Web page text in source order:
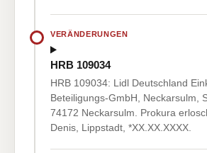
VERÄNDERUNGEN
HRB 109034
HRB 109034: Lidl Deutschland
Beteiligungs-GmbH, Neckarsulm,
74172 Neckarsulm. Prokura
Denis, Lippstadt, *XX.XX.XXXX.